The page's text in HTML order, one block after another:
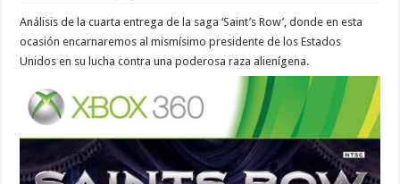
Análisis de la cuarta entrega de la saga ‘Saint’s Row’, donde en esta
ocasión encarnaremos al mismísimo presidente de los Estados
Unidos en su lucha contra una poderosa raza alienígena.